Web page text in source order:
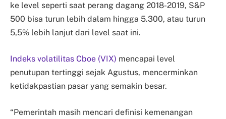
ke level seperti saat perang dagang 2018-2019, S&P
500 bisa turun lebih dalam hingga 5.300, atau turun
5,5% lebih lanjut dari level saat ini.
Indeks volatilitas Cboe (VIX) mencapai level
penutupan tertinggi sejak Agustus, mencerminkan
ketidakpastian pasar yang semakin besar.
“Pemerintah masih mencari definisi kemenangan